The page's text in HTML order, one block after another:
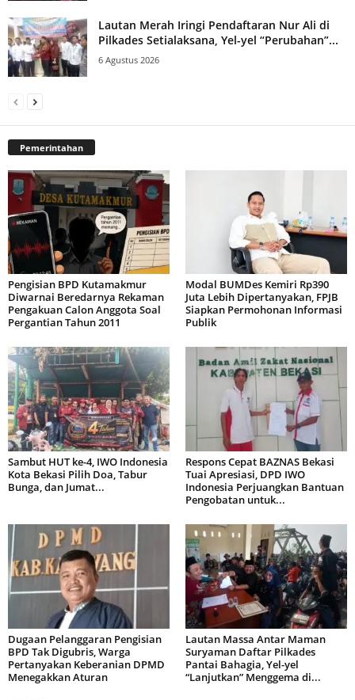
Lautan Merah Iringi Pendaftaran Nur Ali di
Pilkades Setialaksana, Yel-yel “Perubahan”...
6 Agustus 2026
Pemerintahan
Pengisian BPD Kutamakmur
Diwarnai Beredarnya Rekaman
Pengakuan Calon Anggota Soal
Pergantian Tahun 2011
Modal BUMDes Kemiri Rp390
Juta Lebih Dipertanyakan, FPJB
Siapkan Permohonan Informasi
Publik
Sambut HUT ke-4, IWO Indonesia
Kota Bekasi Pilih Doa, Tabur
Bunga, dan Jumat...
Respons Cepat BAZNAS Bekasi
Tuai Apresiasi, DPD IWO
Indonesia Perjuangkan Bantuan
Pengobatan untuk...
Dugaan Pelanggaran Pengisian
BPD Tak Digubris, Warga
Pertanyakan Keberanian DPMD
Menegakkan Aturan
Lautan Massa Antar Maman
Suryaman Daftar Pilkades
Pantai Bahagia, Yel-yel
“Lanjutkan” Menggema di...